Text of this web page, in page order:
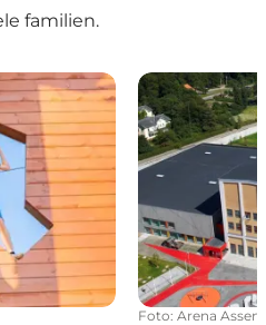
familien.
Arena Assens
Foto: Arena